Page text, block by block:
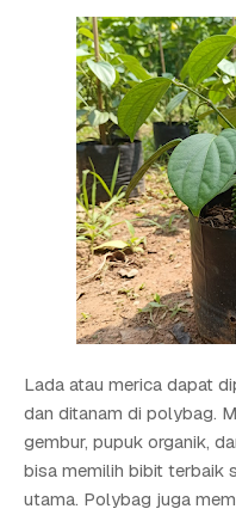
Lada atau merica dapat
dan ditanam di polybag.
gembur, pupuk organik,
bisa memilih bibit terbaik
utama. Polybag juga